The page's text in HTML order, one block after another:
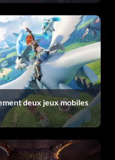
étiquette d'identification
d'identification
de bord du Nostromo
votre équipe et échappez
attaqué par un androïde.
le fusil de chasse
deux jeux mobiles